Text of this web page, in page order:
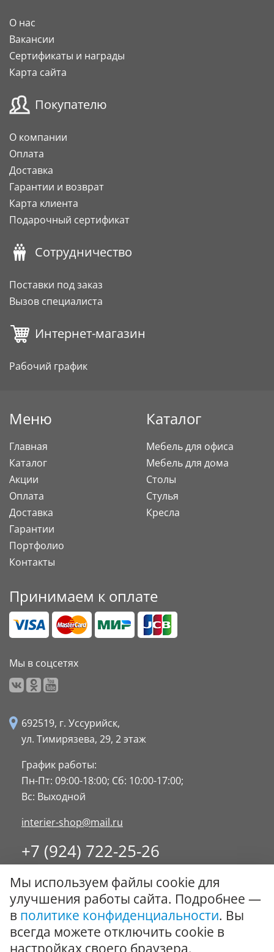
О нас
Вакансии
Сертификаты и награды
Карта сайта
Покупателю
О компании
Оплата
Доставка
Гарантии и возврат
Карта клиента
Подарочный сертификат
Сотрудничество
Поставки под заказ
Вызов специалиста
Интернет-магазин
Рабочий график
Меню
Главная
Каталог
Акции
Оплата
Доставка
Гарантии
Портфолио
Контакты
Каталог
Мебель для офиса
Мебель для дома
Столы
Стулья
Кресла
Принимаем к оплате
Мы в соцсетях
692519, г. Уссурийск,
ул. Тимирязева, 29, 2 этаж
График работы:
Пн-Пт: 09:00-18:00; Сб: 10:00-17:00;
Вс: Выходной
interier-shop@mail.ru
+7 (924) 722-25-26
8 (4234) 32-17-89
Заказать обратный звонок
© ООО "Стиль-Интерьер" 1996 - 2026. Все права
защищены.
Мы используем файлы cookie для
улучшения работы сайта. Подробнее —
в политике конфиденциальности. Вы
всегда можете отключить cookie в
настройках своего браузера.